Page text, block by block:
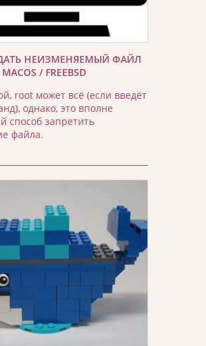
НЕИЗМЕНЯЕМЫЙ ФАЙЛ
/ FREEBSD
root может всё (если введёт
однако, это вполне
способ запретить
файла.